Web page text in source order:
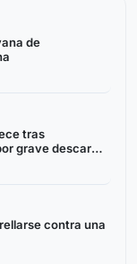
de
tras
grave descarga
contra una